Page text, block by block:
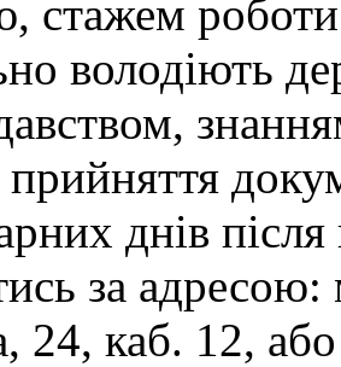
стажем
володіють
днів
за
24, каб. 12,